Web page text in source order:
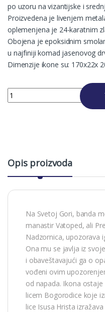
po uzoru na vizantijske i
Proizvedena je livenjem
oplemenjena je 24-karatnim
Obojena je epoksidnim
u najfiniji komad jasenovog
Dimenzije ikone su: 170x22x
PRESVETA BOGORODICA
Opis proizvoda
Na Svetoj Gori, banda
manastir Vatoped, ali
Nadzornica, upozorava
Ona mu se javlja iz
i obaveštavajući ga o
vođeni ovim
od napada. Ikona
licem Bogorodice koje
lice Isusa Hrista